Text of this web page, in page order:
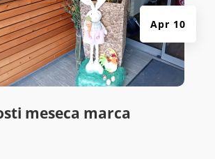
meseca marca
Apr 10